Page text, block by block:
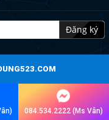
Đăng ký
084.534.2222 (Ms Vân)